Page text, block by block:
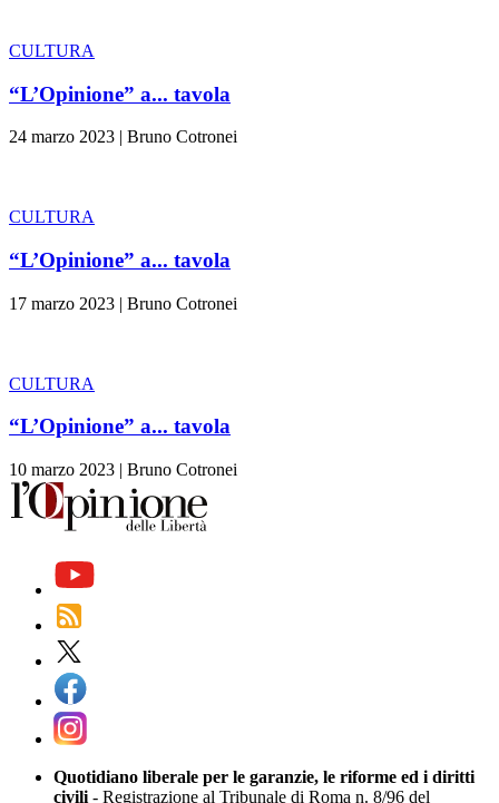
CULTURA
“L’Opinione” a... tavola
24 marzo 2023 | Bruno Cotronei
CULTURA
“L’Opinione” a... tavola
17 marzo 2023 | Bruno Cotronei
CULTURA
“L’Opinione” a... tavola
10 marzo 2023 | Bruno Cotronei
Quotidiano liberale per le garanzie, le riforme ed i diritti
civili - Registrazione al Tribunale di Roma n. 8/96 del